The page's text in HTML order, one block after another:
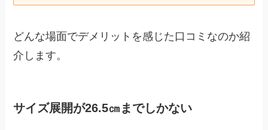
どんな場面でデメリットを感じた口コミなのか紹
介します。
サイズ展開が26.5㎝までしかない